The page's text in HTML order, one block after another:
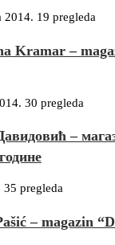
2014. 19 pregleda
Kramar –
30 pregleda
–
35 pregleda
– magazin